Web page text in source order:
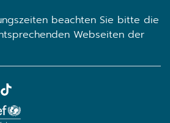
beachten Sie bitte die
Webseiten der